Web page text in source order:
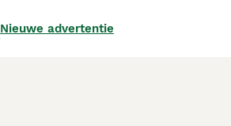
Nieuwe advertentie